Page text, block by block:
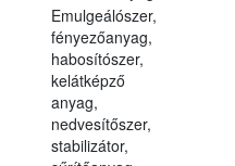
Emulgeálószer,
fényezőanyag,
habosítószer,
kelátképző
anyag,
nedvesítőszer,
stabilizátor,